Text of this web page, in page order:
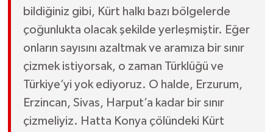
bildiğiniz gibi, Kürt halkı bazı bölgelerde
çoğunlukta olacak şekilde yerleşmiştir. Eğer
onların sayısını azaltmak ve aramıza bir sınır
çizmek istiyorsak, o zaman Türklüğü ve
Türkiye’yi yok ediyoruz. O halde, Erzurum,
Erzincan, Sivas, Harput’a kadar bir sınır
çizmeliyiz. Hatta Konya çölündeki Kürt